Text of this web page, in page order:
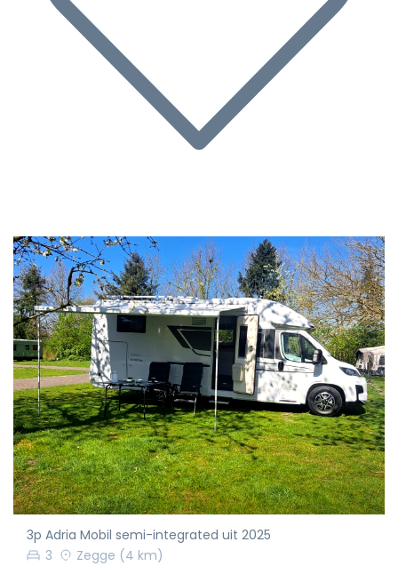
3p Adria Mobil semi-integrated uit 2025
3
Zegge (4 km)